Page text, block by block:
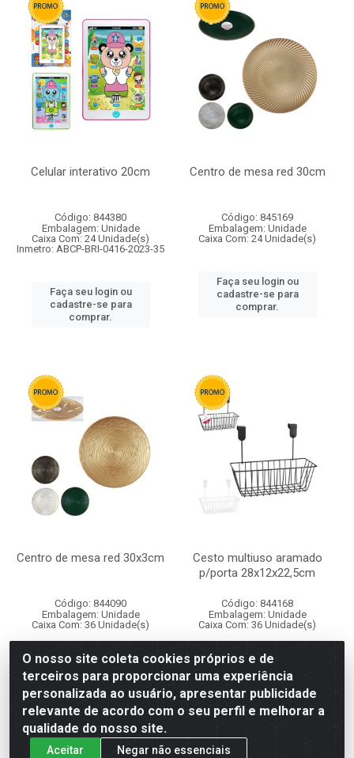
Celular interativo 20cm
Código: 844380
Embalagem: Unidade
Caixa Com: 24 Unidade(s)
Inmetro: ABCP-BRI-0416-2023-35
Faça seu login ou
cadastre-se para
comprar.
Centro de mesa red 30cm
Código: 845169
Embalagem: Unidade
Caixa Com: 24 Unidade(s)
Faça seu login ou
cadastre-se para
comprar.
Centro de mesa red 30x3cm
Código: 844090
Embalagem: Unidade
Caixa Com: 36 Unidade(s)
cadastre-se para
comprar.
Cesto multiuso aramado
p/porta 28x12x22,5cm
Código: 844168
Embalagem: Unidade
Caixa Com: 36 Unidade(s)
Faça seu login ou
cadastre-se para
comprar.
O nosso site coleta cookies próprios e de
terceiros para proporcionar uma experiência
personalizada ao usuário, apresentar publicidade
relevante de acordo com o seu perfil e melhorar a
qualidade do nosso site.
Aceitar
Negar não essenciais